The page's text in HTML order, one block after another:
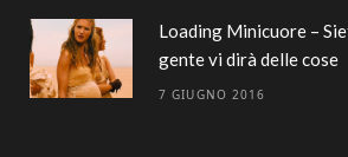
Loading Minicuore –
gente vi dirà delle cose
7 GIUGNO 2016